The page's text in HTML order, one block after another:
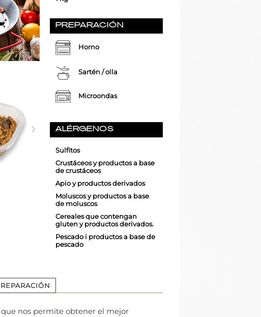
PREPARACIÓN
Horno
Sartén / olla
Microondas
ALÉRGENOS
Sulfitos
Crustáceos y productos a base
de crustáceos
Apio y productos derivados
Moluscos y productos a base
de moluscos
Cereales que contengan
gluten y productos derivados.
Pescado i productos a base de
pescado
nos permite obtener el mejor